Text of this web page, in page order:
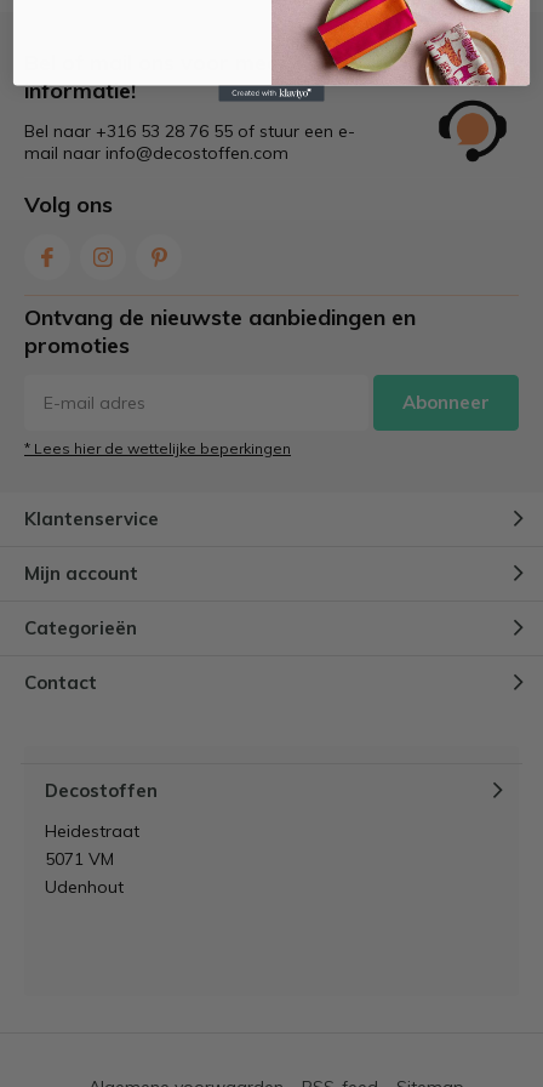
informatie!
Bel naar +316 53 28 76 55 of stuur een e-
mail naar info@decostoffen.com
Volg ons
Ontvang de nieuwste aanbiedingen en
promoties
Abonneer
* Lees hier de wettelijke beperkingen
Klantenservice
Mijn account
Categorieën
Contact
Decostoffen
Heidestraat
5071 VM
Udenhout